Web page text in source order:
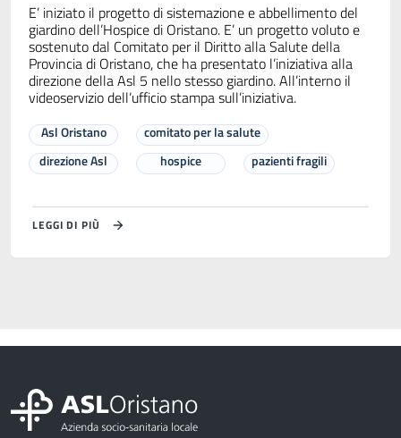
E’ iniziato il progetto di sistemazione e abbellimento del
giardino dell’Hospice di Oristano. E’ un progetto voluto e
sostenuto dal Comitato per il Diritto alla Salute della
Provincia di Oristano, che ha presentato l’iniziativa alla
direzione della Asl 5 nello stesso giardino. All’interno il
videoservizio dell’ufficio stampa sull’iniziativa.
Asl Oristano
comitato per la salute
direzione Asl
hospice pazienti fragili
LEGGI DI PIÙ